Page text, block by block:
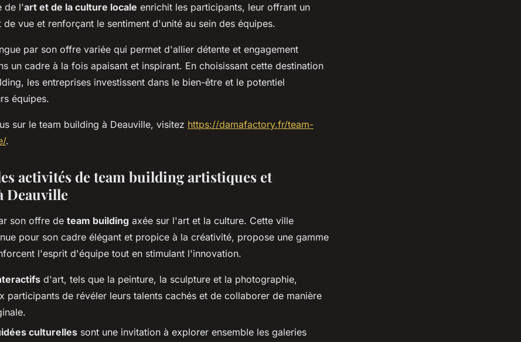
de l'art et de la culture locale enrichit les participants, leur offrant un
de vue et renforçant le sentiment d'unité au sein des équipes.
par son offre variée qui permet d'allier détente et engagement
un cadre à la fois apaisant et inspirant. En choisissant cette destination
les entreprises investissent dans le bien-être et le potentiel
équipes.
sur le team building à Deauville, visitez https://damafactory.fr/team-
.
activités de team building artistiques et
Deauville
son offre de team building axée sur l'art et la culture. Cette ville
pour son cadre élégant et propice à la créativité, propose une gamme
l'esprit d'équipe tout en stimulant l'innovation.
d'art, tels que la peinture, la sculpture et la photographie,
participants de révéler leurs talents cachés et de collaborer de manière
culturelles sont une invitation à explorer ensemble les galeries